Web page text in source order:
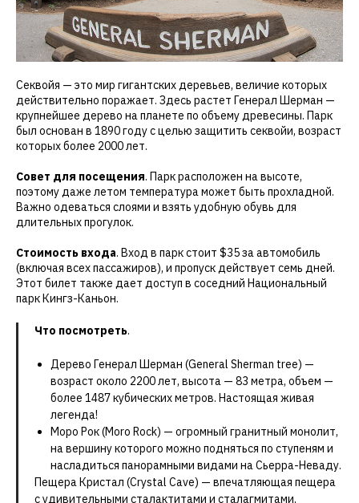
Секвойя — это мир гигантских деревьев, величие которых
действительно поражает. Здесь растет Генерал Шерман —
крупнейшее дерево на планете по объему древесины. Парк
был основан в 1890 году с целью защитить секвойи, возраст
которых более 2000 лет.
Совет для посещения. Парк расположен на высоте,
поэтому даже летом температура может быть прохладной.
Важно одеваться слоями и взять удобную обувь для
длительных прогулок.
Стоимость входа. Вход в парк стоит $35 за автомобиль
(включая всех пассажиров), и пропуск действует семь дней.
Этот билет также дает доступ в соседний Национальный
парк Кингз-Каньон.
Что посмотреть.
Дерево Генерал Шерман (General Sherman tree) —
возраст около 2200 лет, высота — 83 метра, объем —
более 1487 кубических метров. Настоящая живая
легенда!
Моро Рок (Moro Rock) — огромный гранитный монолит,
на вершину которого можно подняться по ступеням и
насладиться панорамными видами на Сьерра-Неваду.
Пещера Кристал (Crystal Cave) — впечатляющая пещера
с удивительными сталактитами и сталагмитами,